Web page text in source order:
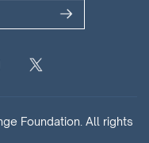
Foundation. All rights